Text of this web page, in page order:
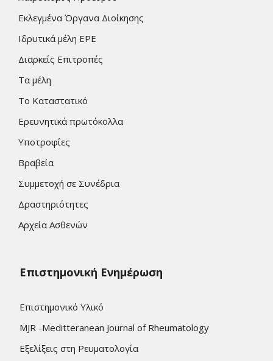
Εκλεγμένα Όργανα Διοίκησης
Ιδρυτικά μέλη ΕΡΕ
Διαρκείς Επιτροπές
Τα μέλη
Το Καταστατικό
Ερευνητικά πρωτόκολλα
Υποτροφίες
Βραβεία
Συμμετοχή σε Συνέδρια
Δραστηριότητες
Αρχεία Ασθενών
Επιστημονική Ενημέρωση
Επιστημονικό Υλικό
MJR -Meditteranean Journal of Rheumatology
Εξελίξεις στη Ρευματολογία